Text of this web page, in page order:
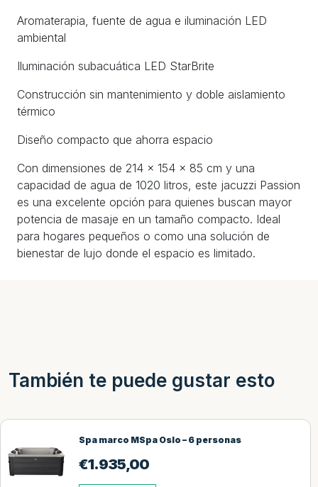
Aromaterapia, fuente de agua e iluminación LED
ambiental
Iluminación subacuática LED StarBrite
Construcción sin mantenimiento y doble aislamiento
térmico
Diseño compacto que ahorra espacio
Con dimensiones de 214 x 154 x 85 cm y una
capacidad de agua de 1020 litros, este jacuzzi Passion
es una excelente opción para quienes buscan mayor
potencia de masaje en un tamaño compacto. Ideal
para hogares pequeños o como una solución de
bienestar de lujo donde el espacio es limitado.
También te puede gustar esto
Spa marco MSpa Oslo – 6 personas
€1.935,00